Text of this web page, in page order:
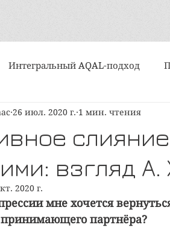
Интегральный AQAL-подход
События Интервью
Типы и типологии Поэзия
взгляд А.
26 июл. 2020 г. 1 мин. чтения
2020 г.
мне хочется
принимающего партнёра?